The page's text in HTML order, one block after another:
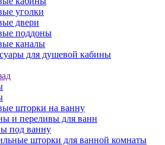
уголки
двери
поддоны
каналы
для душевой кабины
шторки на ванну
и переливы для ванн
под ванну
шторки для ванной комнаты